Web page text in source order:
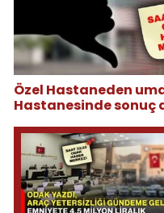
Özel Hastaneden
Hastanesinde sonuç